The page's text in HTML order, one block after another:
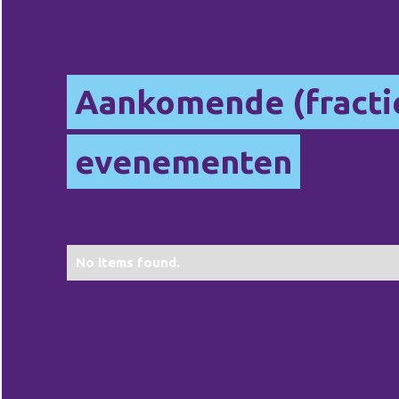
Aankomende
evenementen
No items found.